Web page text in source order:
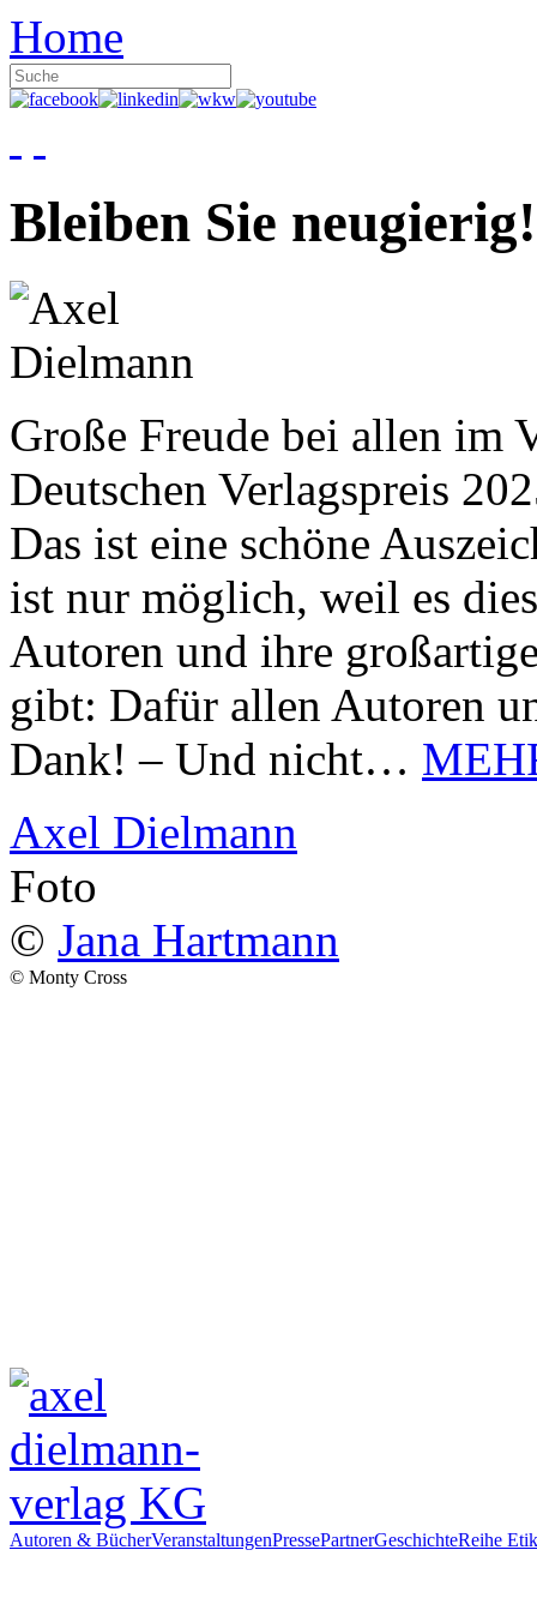
Home
Bleiben Sie neugierig!
Große Freude bei allen im
Deutschen Verlagspreis
Das ist eine schöne
ist nur möglich, weil es
Autoren und ihre
gibt: Dafür allen Autoren
Dank! – Und nicht…
Axel Dielmann
Foto
© Jana Hartmann
© Monty Cross
Autoren & BücherVeranstaltungenPressePartnerGeschichteReihe